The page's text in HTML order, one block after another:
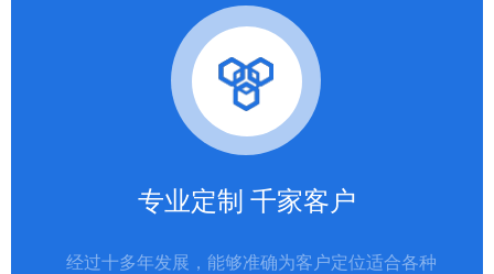
专业定制 千家客户
经过十多年发展，能够准确为客户定位适合各种